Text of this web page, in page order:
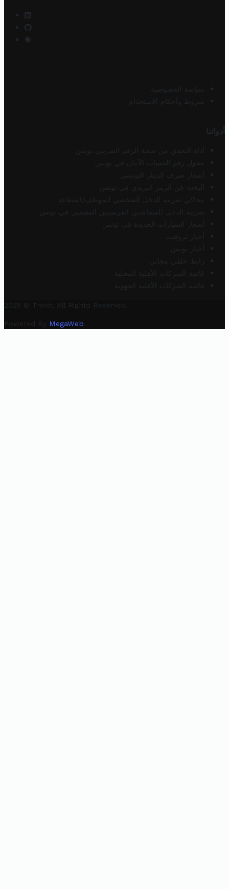
سياسة الخصوصية
شروط وأحكام الاستخدام
أدواتنا
أداة التحقق من صحة الرقم الضريبي تونس
محول رقم الحساب الآيبان في تونس
أسعار صرف الدينار التونسي
البحث عن الرمز البريدي في تونس
محاكي ضريبة الدخل الشخصي للموظف/المتقاعد
ضريبة الدخل للمتقاعدين الفرنسيين المقيمين في تونس
أسعار السيارات الجديدة في تونس
أخبار تروفيت
أخبار تونس
رابط خلفي مجاني
قائمة الشركات الأهلية المحلية
قائمة الشركات الأهلية الجهوية
2025 © Trovit. All Rights Reserved.
Powered By MegaWeb